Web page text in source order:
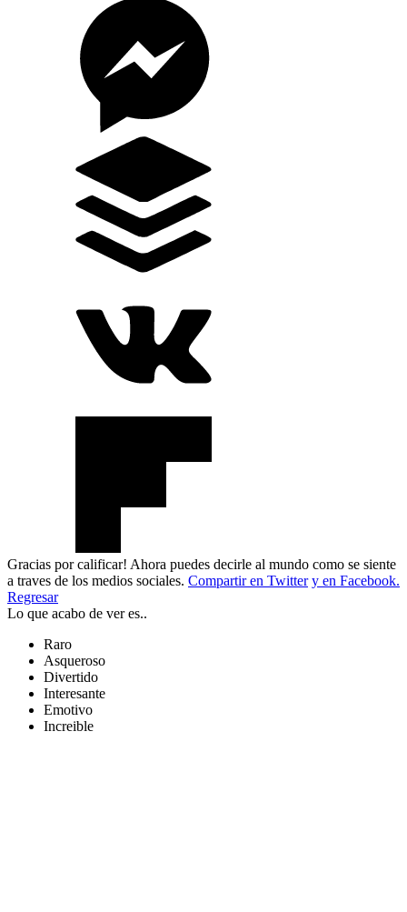
Gracias por calificar! Ahora puedes decirle al mundo como se siente
a traves de los medios sociales. Compartir en Twitter y en Facebook.
Regresar
Lo que acabo de ver es..
Raro
Asqueroso
Divertido
Interesante
Emotivo
Increible